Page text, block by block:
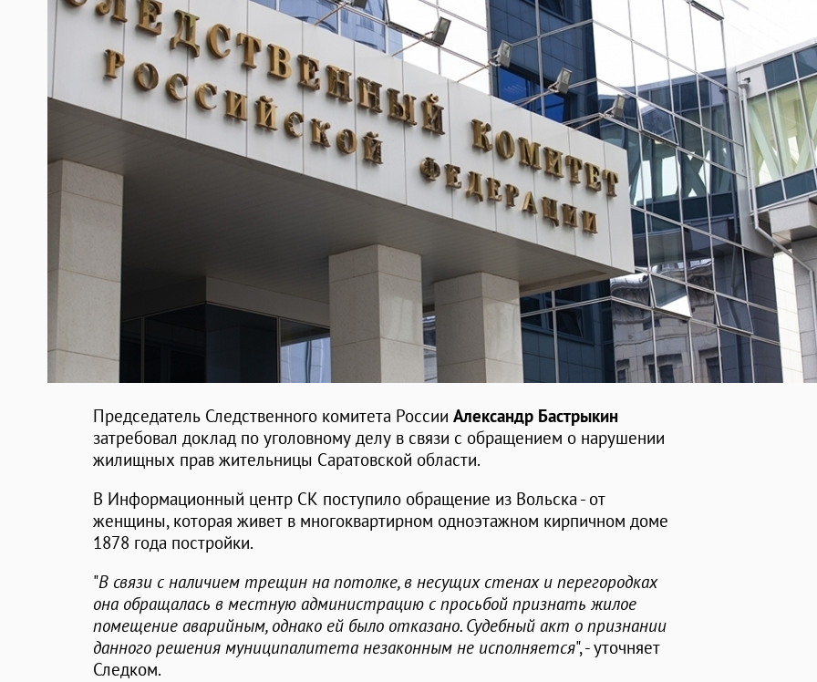
Председатель Следственного комитета России Александр Бастрыкин
затребовал доклад по уголовному делу в связи с обращением о нарушении
жилищных прав жительницы Саратовской области.
В Информационный центр СК поступило обращение из Вольска - от
женщины, которая живет в многоквартирном одноэтажном кирпичном доме
1878 года постройки.
"В связи с наличием трещин на потолке, в несущих стенах и перегородках
она обращалась в местную администрацию с просьбой признать жилое
помещение аварийным, однако ей было отказано. Судебный акт о признании
данного решения муниципалитета незаконным не исполняется", - уточняет
Следком.